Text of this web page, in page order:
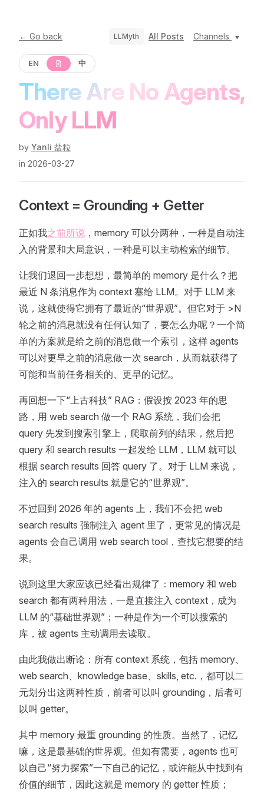
← Go back LLMyth All Posts Channels
EN 中
There Are No Agents,
Only LLM
by Yanli 盐粒
in 2026-03-27
Context = Grounding + Getter
正如我之前所说 ，memory 可以分两种，一种是自动注
入的背景和大局意识，一种是可以主动检索的细节。
让我们退回一步想想，最简单的 memory 是什么？把
最近 N 条消息作为 context 塞给 LLM。对于 LLM 来
说，这就使得它拥有了最近的“世界观”。但它对于 >N
轮之前的消息就没有任何认知了，要怎么办呢？一个简
单的方案就是给之前的消息做一个索引，这样 agents
可以对更早之前的消息做一次 search，从而就获得了
可能和当前任务相关的、更早的记忆。
再回想一下“上古科技” RAG：假设按 2023 年的思
路，用 web search 做一个 RAG 系统，我们会把
query 先发到搜索引擎上，爬取前列的结果，然后把
query 和 search results 一起发给 LLM，LLM 就可以
根据 search results 回答 query 了。对于 LLM 来说，
注入的 search results 就是它的“世界观”。
不过回到 2026 年的 agents 上，我们不会把 web
search results 强制注入 agent 里了，更常见的情况是
agents 会自己调用 web search tool，查找它想要的结
果。
说到这里大家应该已经看出规律了：memory 和 web
search 都有两种用法，一是直接注入 context，成为
LLM 的“基础世界观”；一种是作为一个可以搜索的
库，被 agents 主动调用去读取。
由此我做出断论：所有 context 系统，包括 memory、
web search、knowledge base、skills, etc.，都可以二
元划分出这两种性质，前者可以叫 grounding，后者可
以叫 getter。
其中 memory 最重 grounding 的性质。当然了，记忆
嘛，这是最基础的世界观。但如有需要，agents 也可
以自己“努力探索”一下自己的记忆，或许能从中找到有
价值的细节，因此这就是 memory 的 getter 性质；